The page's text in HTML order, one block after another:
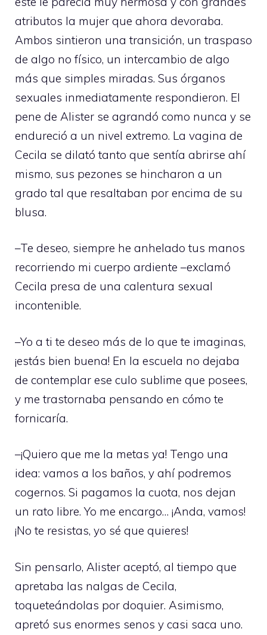
atributos la mujer que ahora devoraba.
Ambos sintieron una transición, un traspaso
de algo no físico, un intercambio de algo
más que simples miradas. Sus órganos
sexuales inmediatamente respondieron. El
pene de Alister se agrandó como nunca y se
endureció a un nivel extremo. La vagina de
Cecila se dilató tanto que sentía abrirse ahí
mismo, sus pezones se hincharon a un
grado tal que resaltaban por encima de su
blusa.
–Te deseo, siempre he anhelado tus manos
recorriendo mi cuerpo ardiente –exclamó
Cecila presa de una calentura sexual
incontenible.
–Yo a ti te deseo más de lo que te imaginas,
¡estás bien buena! En la escuela no dejaba
de contemplar ese culo sublime que posees,
y me trastornaba pensando en cómo te
fornicaría.
–¡Quiero que me la metas ya! Tengo una
idea: vamos a los baños, y ahí podremos
cogernos. Si pagamos la cuota, nos dejan
un rato libre. Yo me encargo… ¡Anda, vamos!
¡No te resistas, yo sé que quieres!
Sin pensarlo, Alister aceptó, al tiempo que
apretaba las nalgas de Cecila,
toqueteándolas por doquier. Asimismo,
apretó sus enormes senos y casi saca uno.